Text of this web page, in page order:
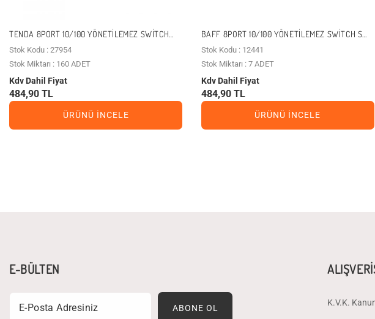
TENDA 8PORT 10/100 YÖNETILEMEZ SWITCH
S108 V3
Stok Kodu : 27954
Stok Miktarı : 160 ADET
Kdv Dahil Fiyat
484,90 TL
ÜRÜNÜ İNCELE
BAFF 8PORT 10/100 YÖNETILEMEZ SWITCH SW-
08
Stok Kodu : 12441
Stok Miktarı : 7 ADET
Kdv Dahil Fiyat
484,90 TL
ÜRÜNÜ İNCELE
E-BÜLTEN
Email ABONE OL
K.V.K.